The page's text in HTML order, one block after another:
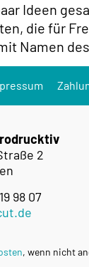
Ideen
die für
Namen
2
98 07
, wenn nicht